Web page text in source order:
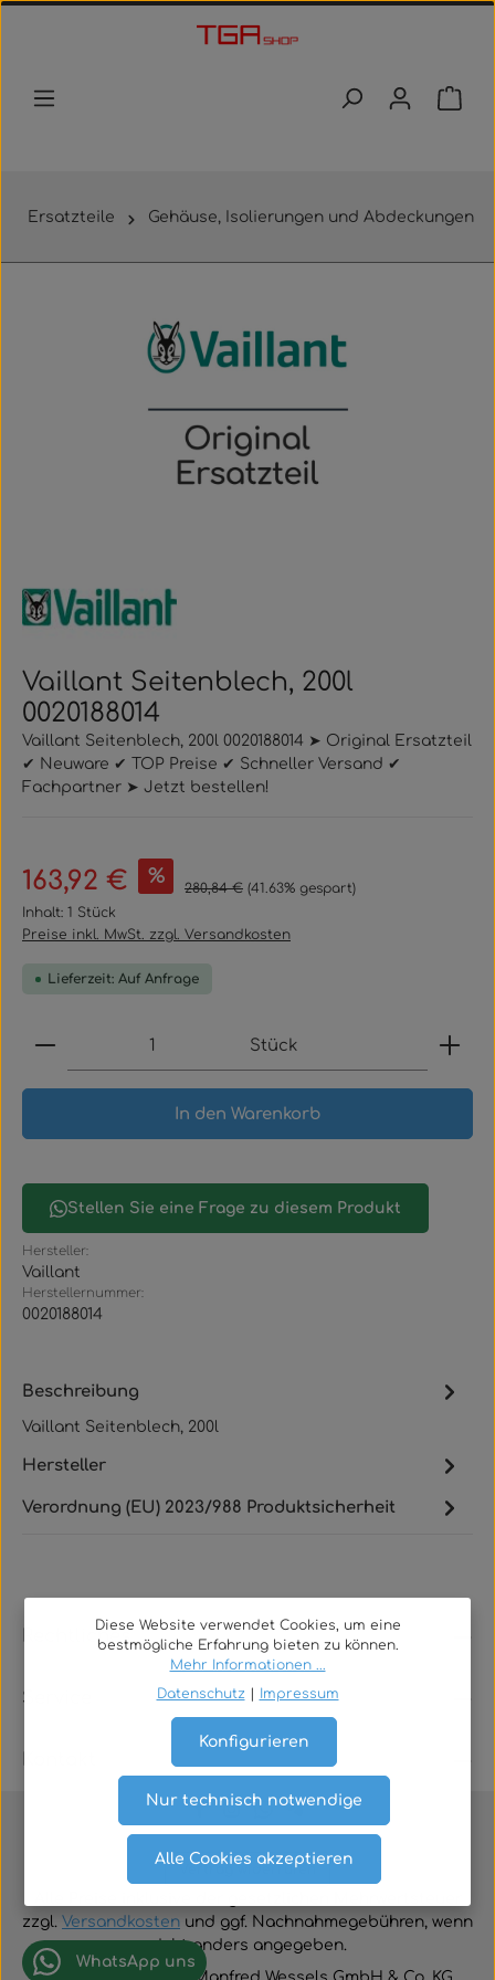
Zum Hauptinhalt springen
Ersatzteile Gehäuse, Isolierungen und Abdeckungen
Vaillant Seitenblech, 200l
0020188014
Vaillant Seitenblech, 200l 0020188014 ➤ Original Ersatzteil
✔ Neuware ✔ TOP Preise ✔ Schneller Versand ✔
Fachpartner ➤ Jetzt bestellen!
Verkaufspreis:
163,92 € % Regulärer Preis:
280,84 € (41.63% gespart)
Inhalt: 1 Stück
Preise inkl. MwSt. zzgl. Versandkosten
Lieferzeit: Auf Anfrage
Produkt Anzahl: Gib den gewünschten Wert
Stück
In den Warenkorb
Stellen Sie eine Frage zu diesem Produkt
Hersteller:
Vaillant
Herstellernummer:
0020188014
Beschreibung
Vaillant Seitenblech, 200l
Hersteller
Verordnung (EU) 2023/988 Produktsicherheit
Rechtliches
Service
Vertrag widerrufen
zzgl. Versandkosten und ggf. Nachnahmegebühren, wenn
nicht anders angegeben.
WhatsApp uns
Diese Website verwendet Cookies, um eine
bestmögliche Erfahrung bieten zu können.
Mehr Informationen ...
Datenschutz
Impressum
Nur technisch notwendige
Konfigurieren
Alle Cookies akzeptieren